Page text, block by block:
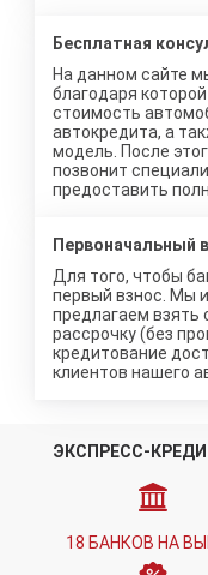
Бесплатная
На данном сайте
благодаря
стоимость
автокредита, а
модель. После
позвонит
предоставить
Первоначальный
Для того, чтобы
первый взнос. Мы
предлагаем взять
рассрочку (без
кредитование
клиентов нашего
ЭКСПРЕСС-
18 БАНКОВ НА